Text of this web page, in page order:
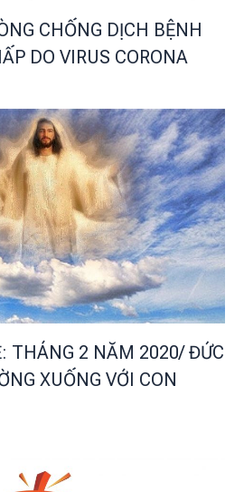
CHỐNG DỊCH BỆNH
DO VIRUS CORONA
THÁNG 2 NĂM 2020/ ĐỨC
XUỐNG VỚI CON